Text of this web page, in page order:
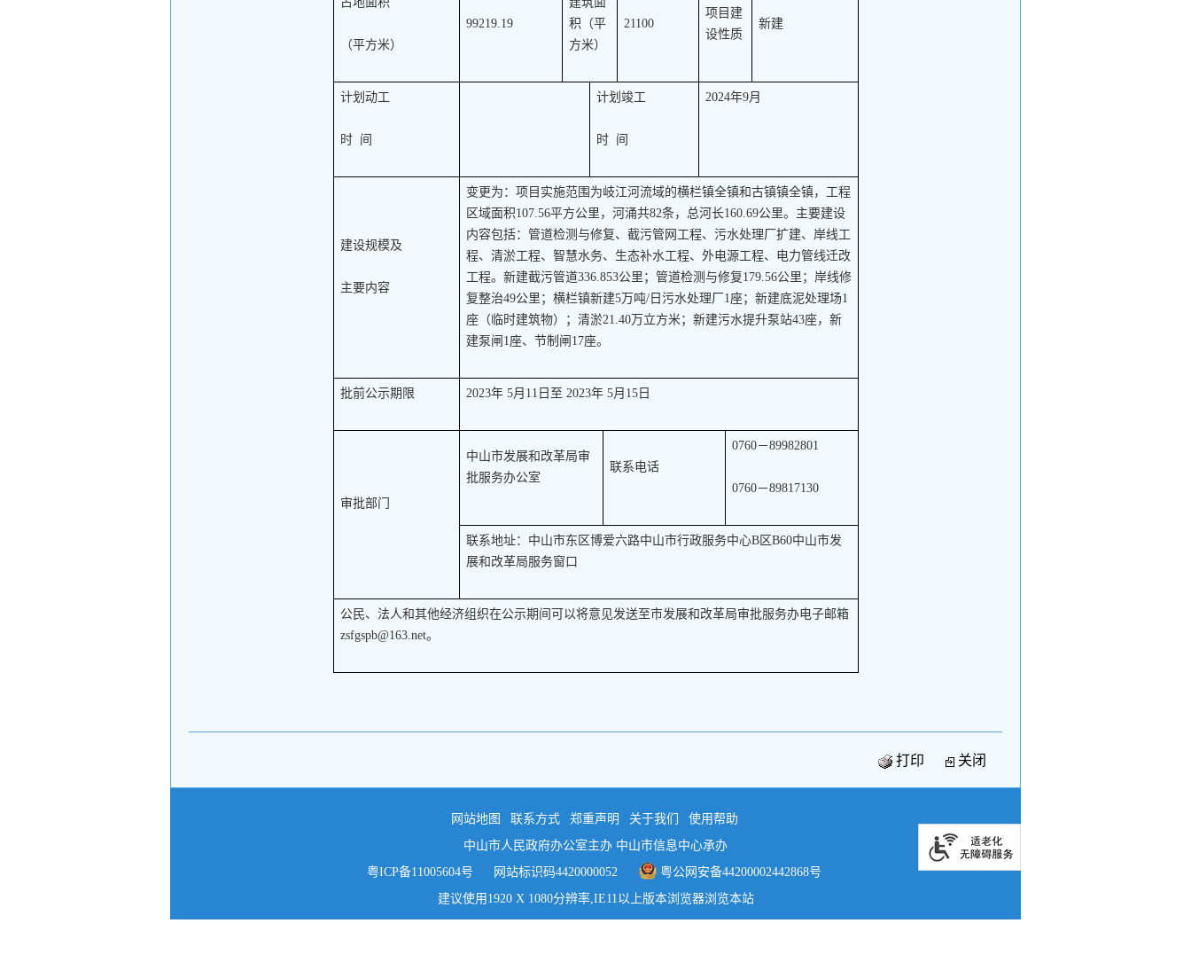
（平方米）
99219.19
积（平
方米）
21100
项目建
设性质
新建
计划动工
时  间
计划竣工
时  间
2024年9月
建设规模及
主要内容
变更为：项目实施范围为岐江河流域的横栏镇全镇和古镇镇全镇，工程
区域面积107.56平方公里，河涌共82条，总河长160.69公里。主要建设
内容包括：管道检测与修复、截污管网工程、污水处理厂扩建、岸线工
程、清淤工程、智慧水务、生态补水工程、外电源工程、电力管线迁改
工程。新建截污管道336.853公里；管道检测与修复179.56公里；岸线修
复整治49公里；横栏镇新建5万吨/日污水处理厂1座；新建底泥处理场1
座（临时建筑物）；清淤21.40万立方米；新建污水提升泵站43座，新
建泵闸1座、节制闸17座。
批前公示期限 2023年 5月11日至 2023年 5月15日
审批部门
中山市发展和改革局审
批服务办公室
联系电话
0760－89982801
0760－89817130
联系地址：中山市东区博爱六路中山市行政服务中心B区B60中山市发
展和改革局服务窗口
公民、法人和其他经济组织在公示期间可以将意见发送至市发展和改革局审批服务办电子邮箱
zsfgspb@163.net。
打印 关闭
网站地图 联系方式 郑重声明 关于我们
使用帮助
中山市人民政府办公室主办 中山市信息中心承办
粤ICP备11005604号
网站标识码4420000052
粤公网安备44200002442868号
建议使用1920 X 1080分辨率,IE11以上版本浏览器浏览本站